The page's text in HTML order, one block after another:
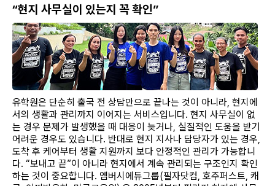
“현지 사무실이 있는지 꼭 확인”
유학원은 단순히 출국 전 상담만으로 끝나는 것이 아니라, 현지에
서의 생활과 관리까지 이어지는 서비스입니다. 현지 사무실이 없
는 경우 문제가 발생했을 때 대응이 늦거나, 실질적인 도움을 받기
어려운 경우도 있습니다. 반대로 현지 지사나 담당자가 있는 경우,
도착 후 케어부터 생활 지원까지 보다 안정적인 관리가 가능합니
다. “보내고 끝”이 아니라 현지에서 계속 관리되는 구조인지 확인
하는 것이 중요합니다. 엠버시에듀그룹(필자닷컴, 호주퍼스트, 캐